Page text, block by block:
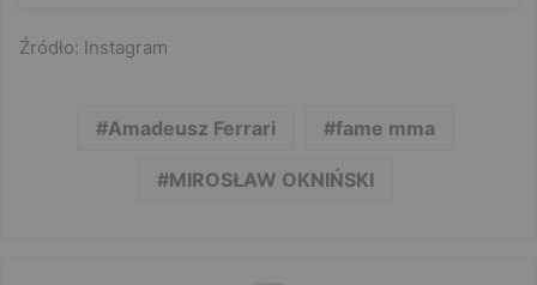
Źródło: Instagram
Amadeusz Ferrari fame mma
MIROSŁAW OKNIŃSKI